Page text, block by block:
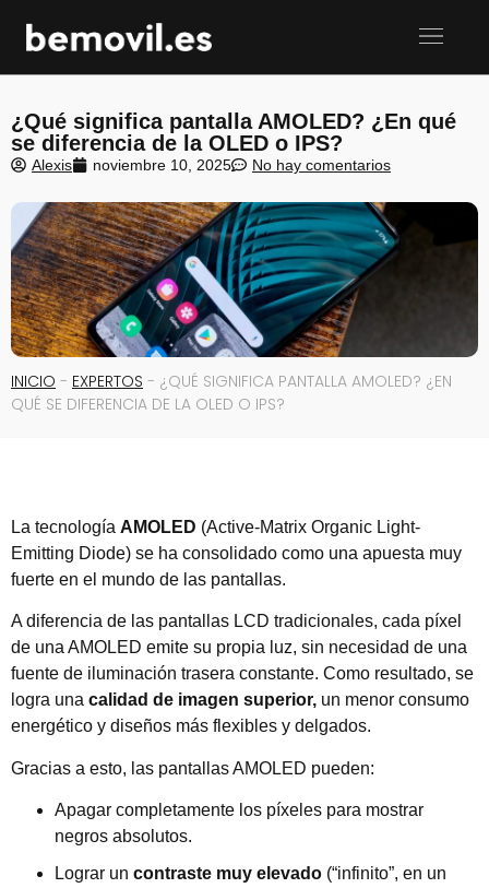
INICIO - EXPERTOS - ¿QUÉ SIGNIFICA PANTALLA AMOLED? ¿EN
QUÉ SE DIFERENCIA DE LA OLED O IPS?
¿Qué significa pantalla AMOLED? ¿En qué
se diferencia de la OLED o IPS?
Alexis noviembre 10, 2025 No hay comentarios
La tecnología AMOLED (Active-Matrix Organic Light-
Emitting Diode) se ha consolidado como una apuesta muy
fuerte en el mundo de las pantallas.
A diferencia de las pantallas LCD tradicionales, cada píxel
de una AMOLED emite su propia luz, sin necesidad de una
fuente de iluminación trasera constante. Como resultado, se
logra una calidad de imagen superior, un menor consumo
energético y diseños más flexibles y delgados.
Gracias a esto, las pantallas AMOLED pueden:
Apagar completamente los píxeles para mostrar
negros absolutos.
Lograr un contraste muy elevado (“infinito”, en un